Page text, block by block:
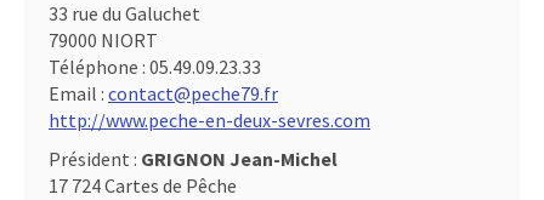
33 rue du Galuchet
79000 NIORT
Téléphone : 05.49.09.23.33
Email : contact@peche79.fr
http://www.peche-en-deux-sevres.com
Président : GRIGNON Jean-Michel
17 724 Cartes de Pêche